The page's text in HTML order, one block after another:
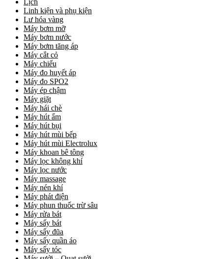
Linh kiện và phụ kiện
Lư hóa vàng
Máy bơm mỡ
Máy bơm nước
Máy bơm tăng áp
Máy cắt cỏ
Máy chiếu
Máy đo huyết áp
Máy đo SPO2
Máy ép chậm
Máy giặt
Máy hái chè
Máy hút ẩm
Máy hút bụi
Máy hút mùi bếp
Máy hút mùi Electrolux
Máy khoan bê tông
Máy lọc không khí
Máy lọc nước
Máy massage
Máy nén khí
Máy phát điện
Máy phun thuốc trừ sâu
Máy rửa bát
Máy sấy bát
Máy sấy đũa
Máy sấy quần áo
Máy sấy tóc